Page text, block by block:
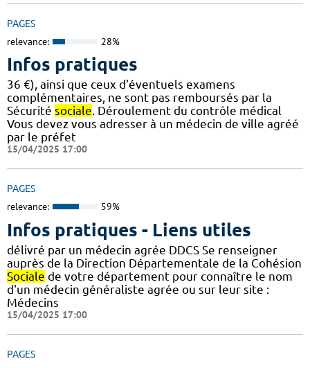
PAGES
relevance: 28%
Infos pratiques
36 €), ainsi que ceux d'éventuels examens
complémentaires, ne sont pas remboursés par la
Sécurité sociale. Déroulement du contrôle médical
Vous devez vous adresser à un médecin de ville agréé
par le préfet
15/04/2025 17:00
PAGES
relevance: 59%
Infos pratiques - Liens utiles
délivré par un médecin agrée DDCS Se renseigner
auprès de la Direction Départementale de la Cohésion
Sociale de votre département pour connaître le nom
d'un médecin généraliste agrée ou sur leur site :
Médecins
15/04/2025 17:00
PAGES